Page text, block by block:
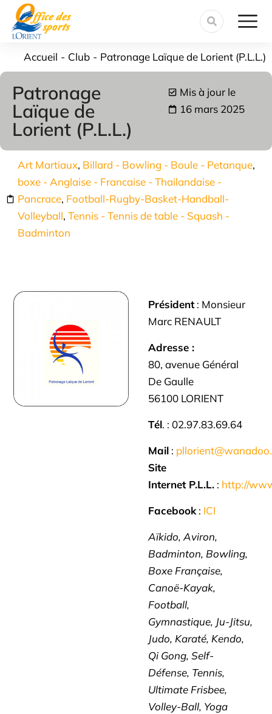
principal
Vous êtes ici :
Accueil Club Patronage Laïque de Lorient (P.L.L.)
Patronage
Laïque de
Lorient (P.L.L.)
Mis à jour le
16 mars 2025
Art Martiaux, Billard - Bowling - Boule - Petanque,
boxe - Anglaise - Francaise - Thailandaise -
Pancrace, Football-Rugby-Basket-Handball-
Volleyball, Tennis - Tennis de table - Squash -
Badminton
Président: Monsieur
Marc RENAULT
Adresse :
80, avenue Général
De Gaulle
56100 LORIENT
Tél. : 02.97.83.69.64
Mail :
Site
InternetP.L.L. : http://
Facebook : ICI
Aïkido, Aviron,
Badminton, Bowling,
Boxe Française,
Canoë-Kayak,
Football,
Gymnastique, Ju-Jitsu,
Judo, Karaté, Kendo,
Qi Gong, Self-
Défense, Tennis,
Ultimate Frisbee,
Volley-Ball, Yoga